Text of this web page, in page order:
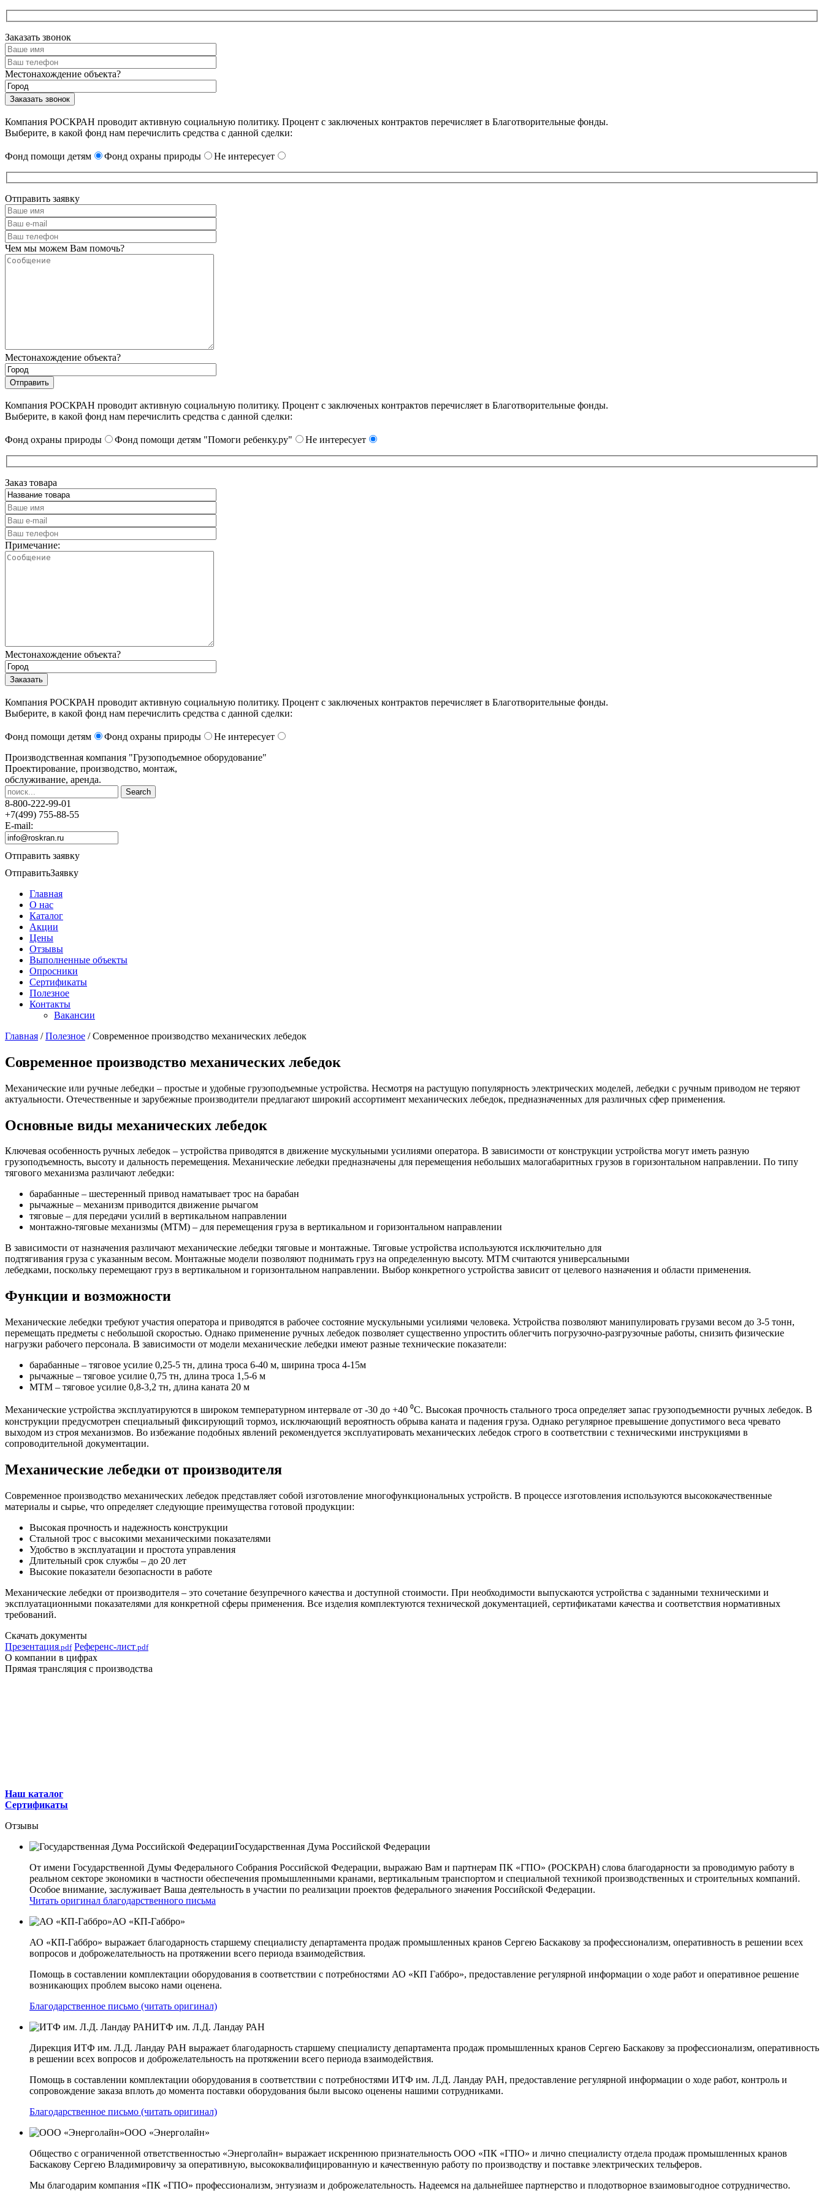
Заказать звонок
Местонахождение объекта?
Компания РОСКРАН проводит активную социальную политику. Процент с заключеных контрактов перечисляет в Благотворительные фонды.
Выберите, в какой фонд нам перечислить средства с данной сделки:
Фонд помощи детям Фонд охраны природы Не интересует
Отправить заявку
Чем мы можем Вам помочь?
Местонахождение объекта?
Компания РОСКРАН проводит активную социальную политику. Процент с заключеных контрактов перечисляет в Благотворительные фонды.
Выберите, в какой фонд нам перечислить средства с данной сделки:
Фонд охраны природы Фонд помощи детям "Помоги ребенку.ру" Не интересует
Заказ товара
Примечание:
Местонахождение объекта?
Компания РОСКРАН проводит активную социальную политику. Процент с заключеных контрактов перечисляет в Благотворительные фонды.
Выберите, в какой фонд нам перечислить средства с данной сделки:
Фонд помощи детям Фонд охраны природы
Не интересует
Производственная компания "Грузоподъемное оборудование"
Проектирование, производство, монтаж,
обслуживание, аренда.
8-800-222-99-01
+7(499) 755-88-55
E-mail:
Отправить заявку
ОтправитьЗаявку
Главная
О нас
Каталог
Акции
Цены
Отзывы
Выполненные объекты
Опросники
Сертификаты
Полезное
Контакты
Вакансии
Главная /Полезное /Современное производство механических лебедок
Современное производство механических лебедок
Механические или ручные лебедки – простые и удобные грузоподъемные устройства. Несмотря на растущую популярность электрических моделей, лебедки с ручным приводом не теряют
актуальности. Отечественные и зарубежные производители предлагают широкий ассортимент механических лебедок, предназначенных для различных сфер применения.
Основные виды механических лебедок
Ключевая особенность ручных лебедок – устройства приводятся в движение мускульными усилиями оператора. В зависимости от конструкции устройства могут иметь разную
грузоподъемность, высоту и дальность перемещения. Механические лебедки предназначены для перемещения небольших малогабаритных грузов в горизонтальном направлении. По типу
тягового механизма различают лебедки:
барабанные – шестеренный привод наматывает трос на барабан
рычажные – механизм приводится движение рычагом
тяговые – для передачи усилий в вертикальном направлении
монтажно-тяговые механизмы (МТМ) – для перемещения груза в вертикальном и горизонтальном направлении
В зависимости от назначения различают механические лебедки тяговые и монтажные. Тяговые устройства используются исключительно для
подтягивания груза с указанным весом. Монтажные модели позволяют поднимать груз на определенную высоту. МТМ считаются универсальными
лебедками, поскольку перемещают груз в вертикальном и горизонтальном направлении. Выбор конкретного устройства зависит от целевого назначения и области применения.
Функции и возможности
Механические лебедки требуют участия оператора и приводятся в рабочее состояние мускульными усилиями человека. Устройства позволяют манипулировать грузами весом до 3-5 тонн,
перемещать предметы с небольшой скоростью. Однако применение ручных лебедок позволяет существенно упростить облегчить погрузочно-разгрузочные работы, снизить физические
нагрузки рабочего персонала. В зависимости от модели механические лебедки имеют разные технические показатели:
барабанные – тяговое усилие 0,25-5 тн, длина троса 6-40 м, ширина троса 4-15м
рычажные – тяговое усилие 0,75 тн, длина троса 1,5-6 м
МТМ – тяговое усилие 0,8-3,2 тн, длина каната 20 м
Механические устройства эксплуатируются в широком температурном интервале от -30 до +40 ⁰С. Высокая прочность стального троса определяет запас грузоподъемности ручных лебедок. В
конструкции предусмотрен специальный фиксирующий тормоз, исключающий вероятность обрыва каната и падения груза. Однако регулярное превышение допустимого веса чревато
выходом из строя механизмов. Во избежание подобных явлений рекомендуется эксплуатировать механических лебедок строго в соответствии с техническими инструкциями в
сопроводительной документации.
Механические лебедки от производителя
Современное производство механических лебедок представляет собой изготовление многофункциональных устройств. В процессе изготовления используются высококачественные
материалы и сырье, что определяет следующие преимущества готовой продукции:
Высокая прочность и надежность конструкции
Стальной трос с высокими механическими показателями
Удобство в эксплуатации и простота управления
Длительный срок службы – до 20 лет
Высокие показатели безопасности в работе
Механические лебедки от производителя – это сочетание безупречного качества и доступной стоимости. При необходимости выпускаются устройства с заданными техническими и
эксплуатационными показателями для конкретной сферы применения. Все изделия комплектуются технической документацией, сертификатами качества и соответствия нормативных
требований.
Скачать документы
Презентация.pdf Референс-лист.pdf
О компании в цифрах
Прямая трансляция с производства
Наш каталог
Сертификаты
Отзывы
Государственная Дума Российской Федерации
От имени Государственной Думы Федерального Собрания Российской Федерации, выражаю Вам и партнерам ПК «ГПО» (РОСКРАН) слова благодарности за проводимую работу в
реальном секторе экономики в частности обеспечения промышленными кранами, вертикальным транспортом и специальной техникой производственных и строительных компаний.
Особое внимание, заслуживает Ваша деятельность в участии по реализации проектов федерального значения Российской Федерации.
Читать оригинал благодарственного письма
АО «КП-Габбро»
АО «КП-Габбро» выражает благодарность старшему специалисту департамента продаж промышленных кранов Сергею Баскакову за профессионализм, оперативность в решении всех
вопросов и доброжелательность на протяжении всего периода взаимодействия.
Помощь в составлении комплектации оборудования в соответствии с потребностями АО «КП­ Габбро», предоставление регулярной информации о ходе работ и оперативное решение
возникающих проблем высоко нами оценена.
Благодарственное письмо (читать оригинал)
ИТФ им. Л.Д. Ландау РАН
Дирекция ИТФ им. Л.Д. Ландау РАН выражает благодарность старшему специалисту департамента продаж промышленных кранов Сергею Баскакову за профессионализм, оперативность
в решении всех вопросов и доброжелательность на протяжении всего периода взаимодействия.
Помощь в составлении комплектации оборудования в соответствии с потребностями ИТФ им. Л.Д. Ландау РАН, предоставление регулярной информации о ходе работ, контроль и
сопровождение заказа вплоть до момента поставки оборудования были высоко оценены нашими сотрудниками.
Благодарственное письмо (читать оригинал)
ООО «Энерголайн»
Общество с ограниченной ответственностью «Энерголайн» выражает искреннюю признательность ООО «ПК «ГПО» и лично специалисту отдела продаж промышленных кранов
Баскакову Сергею Владимировичу за оперативную, высококвалифицированную и качественную работу по производству и поставке электрических тельферов.
Мы благодарим компания «ПК «ГПО» профессионализм, энтузиазм и доброжелательность. Надеемся на дальнейшее партнерство и плодотворное взаимовыгодное сотрудничество.